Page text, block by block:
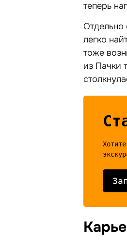
теперь
Отдельно
легко
тоже
из Пачки